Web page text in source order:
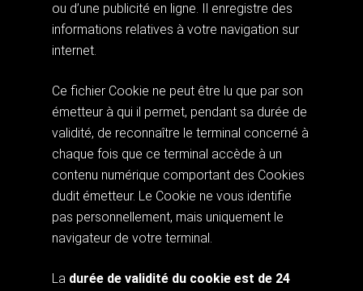
ou d’une publicité en ligne. Il enregistre des
informations relatives à votre navigation sur
internet.
Ce fichier Cookie ne peut être lu que par son
émetteur à qui il permet, pendant sa durée de
validité, de reconnaître le terminal concerné à
chaque fois que ce terminal accède à un
contenu numérique comportant des Cookies
dudit émetteur. Le Cookie ne vous identifie
pas personnellement, mais uniquement le
navigateur de votre terminal.
La durée de validité du cookie est de 24